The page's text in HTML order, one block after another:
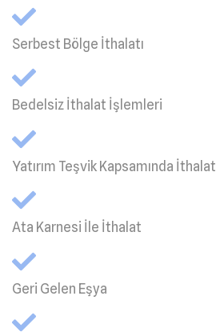
Serbest Bölge İthalatı
Bedelsiz İthalat İşlemleri
Yatırım Teşvik Kapsamında İthalat
Ata Karnesi İle İthalat
Geri Gelen Eşya